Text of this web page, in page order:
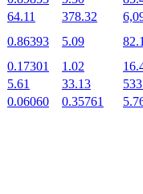
BTR
64.11 378.32
0.86393 5.09
0.17301 1.02
5.61 33.13
0.06060 0.35761